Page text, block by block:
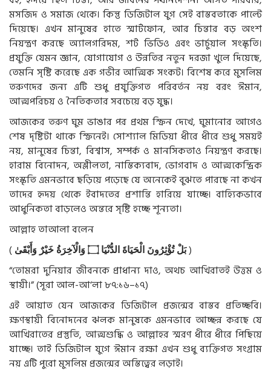
মসজিদ ও সমাজ থেকে। কিন্তু ডিজিটাল যুগ সেই বাস্তবতাকে পাল্টে
দিয়েছে। এখন মানুষের হাতে স্মার্টফোন, আর চিন্তার বড় অংশ
নিয়ন্ত্রণ করছে অ্যালগরিদম, শর্ট ভিডিও এবং ভার্চুয়াল সংস্কৃতি।
প্রযুক্তি যেমন জ্ঞান, যোগাযোগ ও উন্নতির নতুন দরজা খুলে দিয়েছে,
তেমনি সৃষ্টি করেছে এক গভীর আত্মিক সংকট। বিশেষ করে মুসলিম
তরুণদের জন্য এটি শুধু প্রযুক্তিগত পরিবর্তন নয় বরং ঈমান,
আত্মপরিচয় ও নৈতিকতার সবচেয়ে বড় যুদ্ধ।
আজকের তরুণ ঘুম ভাঙার পর প্রথম স্ক্রিন দেখে, ঘুমানোর আগেও
শেষ দৃষ্টিটা থাকে স্ক্রিনেই। সোশ্যাল মিডিয়া ধীরে ধীরে শুধু সময়ই
নয়, মানুষের চিন্তা, বিশ্বাস, সম্পর্ক ও মানসিকতাও নিয়ন্ত্রণ করছে।
হারাম বিনোদন, অশ্লীলতা, নাস্তিক্যবাদ, ভোগবাদ ও আত্মকেন্দ্রিক
সংস্কৃতি এমনভাবে ছড়িয়ে পড়েছে যে অনেকেই বুঝতে পারছে না কখন
তাদের হৃদয় থেকে ইবাদতের প্রশান্তি হারিয়ে যাচ্ছে। বাহ্যিকভাবে
আধুনিকতা বাড়লেও অন্তরে সৃষ্টি হচ্ছে শূন্যতা।
আল্লাহ তাআলা বলেন
(
بَلْتُؤْثِرُونَالْحَيَاةَالدُّنْيَا۝وَالْآخِرَةُخَيْرٌوَأَبْقَىٰ
)
“তোমরা দুনিয়ার জীবনকে প্রাধান্য দাও, অথচ আখিরাতই উত্তম ও
স্থায়ী।” (সূরা আল-আ‘লা ৮৭:১৬–১৭)
এই আয়াত যেন আজকের ডিজিটাল প্রজন্মের বাস্তব প্রতিচ্ছবি।
ক্ষণস্থায়ী বিনোদনের ঝলক মানুষকে এমনভাবে আচ্ছন্ন করছে যে
আখিরাতের প্রস্তুতি, আত্মশুদ্ধি ও আল্লাহর স্মরণ ধীরে ধীরে পিছিয়ে
যাচ্ছে। তাই ডিজিটাল যুগে ঈমান রক্ষা এখন শুধু ব্যক্তিগত সংগ্রাম
নয় এটি পুরো মুসলিম প্রজন্মের অস্তিত্বের লড়াই।